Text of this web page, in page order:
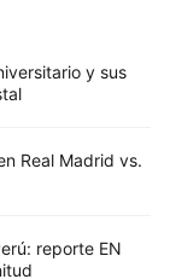
y sus
Real Madrid vs.
reporte EN